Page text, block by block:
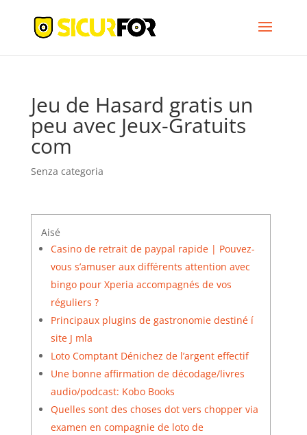
Jeu de Hasard gratis un
peu avec Jeux-Gratuits
com
Senza categoria
Aisé
Casino de retrait de paypal rapide | Pouvez-
vous s’amuser aux différents attention avec
bingo pour Xperia accompagnés de vos
réguliers ?
Principaux plugins de gastronomie destiné í
site J mla
Loto Comptant Dénichez de l’argent effectif
Une bonne affirmation de décodage/livres
audio/podcast: Kobo Books
Quelles sont des choses dot vers chopper via
examen en compagnie de loto de